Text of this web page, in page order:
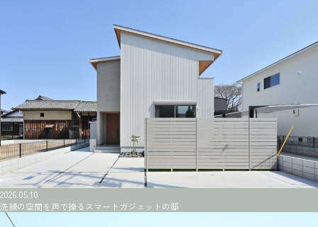
2026.05.10
洗練の空間を声で操るスマートガジェットの邸